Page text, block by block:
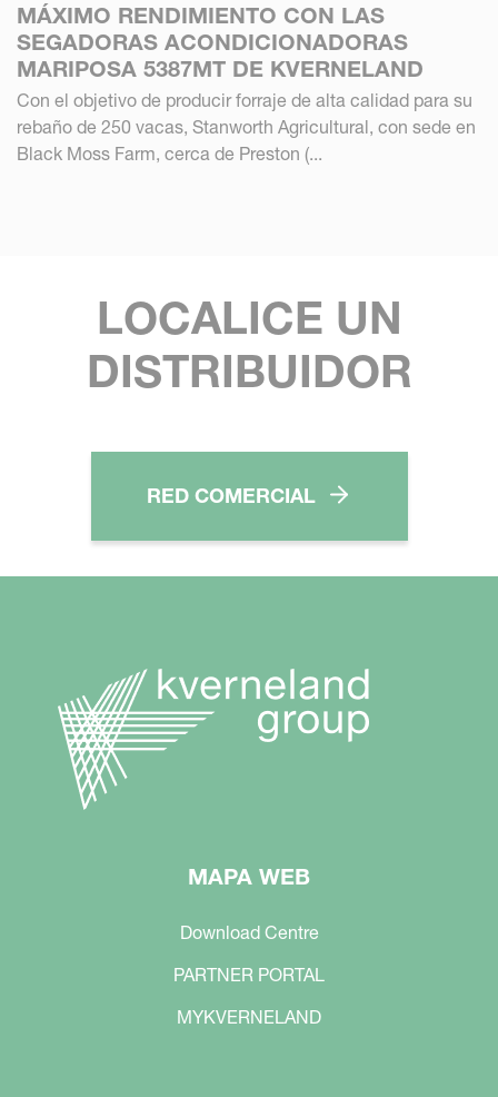
MÁXIMO RENDIMIENTO CON LAS
SEGADORAS ACONDICIONADORAS
MARIPOSA 5387MT DE KVERNELAND
Con el objetivo de producir forraje de alta calidad para su
rebaño de 250 vacas, Stanworth Agricultural, con sede en
Black Moss Farm, cerca de Preston (...
LOCALICE UN
DISTRIBUIDOR
RED COMERCIAL
MAPA WEB
Download Centre
PARTNER PORTAL
MYKVERNELAND